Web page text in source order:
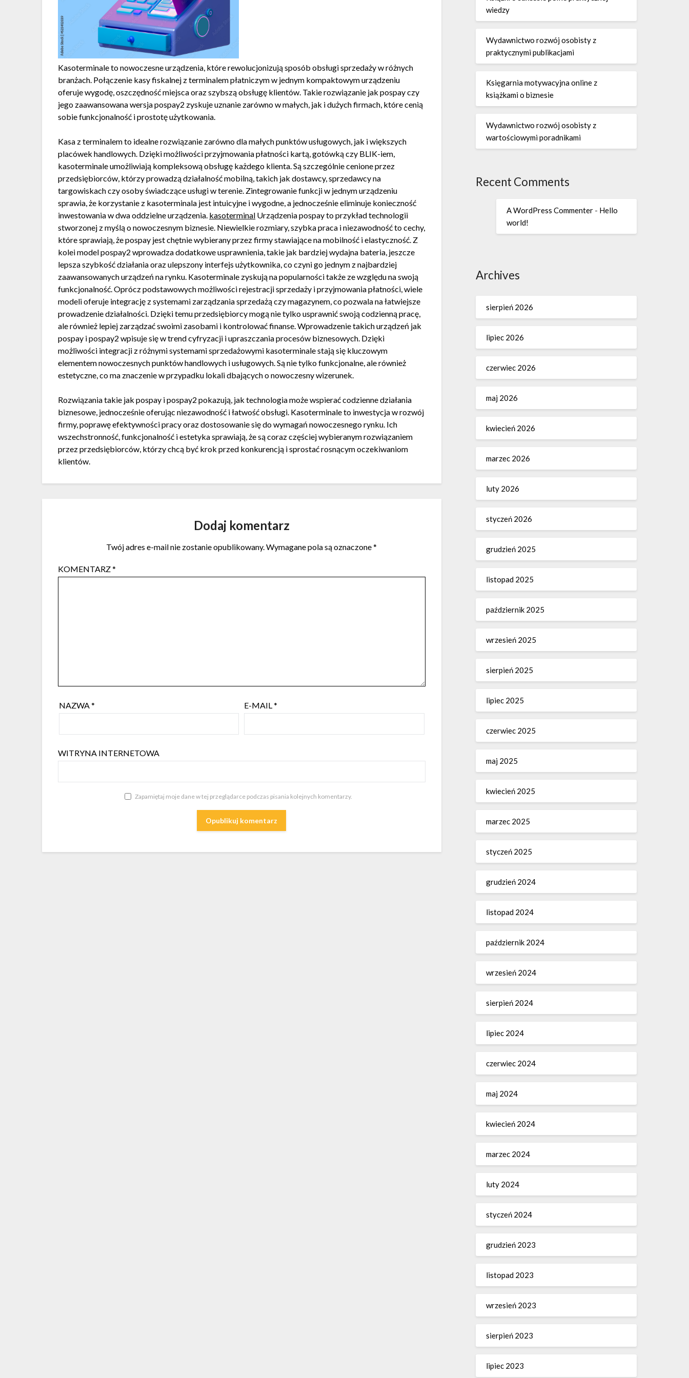
Kasoterminale to nowoczesne urządzenia, które rewolucjonizują sposób obsługi sprzedaży w różnych
branżach. Połączenie kasy fiskalnej z terminalem płatniczym w jednym kompaktowym urządzeniu
oferuje wygodę, oszczędność miejsca oraz szybszą obsługę klientów. Takie rozwiązanie jak pospay czy
jego zaawansowana wersja pospay2 zyskuje uznanie zarówno w małych, jak i dużych firmach, które cenią
sobie funkcjonalność i prostotę użytkowania.
Kasa z terminalem to idealne rozwiązanie zarówno dla małych punktów usługowych, jak i większych
placówek handlowych. Dzięki możliwości przyjmowania płatności kartą, gotówką czy BLIK-iem,
kasoterminale umożliwiają kompleksową obsługę każdego klienta. Są szczególnie cenione przez
przedsiębiorców, którzy prowadzą działalność mobilną, takich jak dostawcy, sprzedawcy na
targowiskach czy osoby świadczące usługi w terenie. Zintegrowanie funkcji w jednym urządzeniu
sprawia, że korzystanie z kasoterminala jest intuicyjne i wygodne, a jednocześnie eliminuje konieczność
inwestowania w dwa oddzielne urządzenia. kasoterminal Urządzenia pospay to przykład technologii
stworzonej z myślą o nowoczesnym biznesie. Niewielkie rozmiary, szybka praca i niezawodność to cechy,
które sprawiają, że pospay jest chętnie wybierany przez firmy stawiające na mobilność i elastyczność. Z
kolei model pospay2 wprowadza dodatkowe usprawnienia, takie jak bardziej wydajna bateria, jeszcze
lepsza szybkość działania oraz ulepszony interfejs użytkownika, co czyni go jednym z najbardziej
zaawansowanych urządzeń na rynku. Kasoterminale zyskują na popularności także ze względu na swoją
funkcjonalność. Oprócz podstawowych możliwości rejestracji sprzedaży i przyjmowania płatności, wiele
modeli oferuje integrację z systemami zarządzania sprzedażą czy magazynem, co pozwala na łatwiejsze
prowadzenie działalności. Dzięki temu przedsiębiorcy mogą nie tylko usprawnić swoją codzienną pracę,
ale również lepiej zarządzać swoimi zasobami i kontrolować finanse. Wprowadzenie takich urządzeń jak
pospay i pospay2 wpisuje się w trend cyfryzacji i upraszczania procesów biznesowych. Dzięki
możliwości integracji z różnymi systemami sprzedażowymi kasoterminale stają się kluczowym
elementem nowoczesnych punktów handlowych i usługowych. Są nie tylko funkcjonalne, ale również
estetyczne, co ma znaczenie w przypadku lokali dbających o nowoczesny wizerunek.
Rozwiązania takie jak pospay i pospay2 pokazują, jak technologia może wspierać codzienne działania
biznesowe, jednocześnie oferując niezawodność i łatwość obsługi. Kasoterminale to inwestycja w rozwój
firmy, poprawę efektywności pracy oraz dostosowanie się do wymagań nowoczesnego rynku. Ich
wszechstronność, funkcjonalność i estetyka sprawiają, że są coraz częściej wybieranym rozwiązaniem
przez przedsiębiorców, którzy chcą być krok przed konkurencją i sprostać rosnącym oczekiwaniom
klientów.
Dodaj komentarz
Twój adres e-mail nie zostanie opublikowany. Wymagane pola są oznaczone*
KOMENTARZ*
NAZWA* E-MAIL*
WITRYNA INTERNETOWA
Zapamiętaj moje dane w tej przeglądarce podczas pisania kolejnych komentarzy.
wiedzy
Wydawnictwo rozwój osobisty z
praktycznymi publikacjami
Księgarnia motywacyjna online z
książkami o biznesie
Wydawnictwo rozwój osobisty z
wartościowymi poradnikami
Recent Comments
A WordPress Commenter- Hello
world!
Archives
sierpień 2026
lipiec 2026
czerwiec 2026
maj 2026
kwiecień 2026
marzec 2026
luty 2026
styczeń 2026
grudzień 2025
listopad 2025
październik 2025
wrzesień 2025
sierpień 2025
lipiec 2025
czerwiec 2025
maj 2025
kwiecień 2025
marzec 2025
styczeń 2025
grudzień 2024
listopad 2024
październik 2024
wrzesień 2024
sierpień 2024
lipiec 2024
czerwiec 2024
maj 2024
kwiecień 2024
marzec 2024
luty 2024
styczeń 2024
grudzień 2023
listopad 2023
wrzesień 2023
sierpień 2023
lipiec 2023